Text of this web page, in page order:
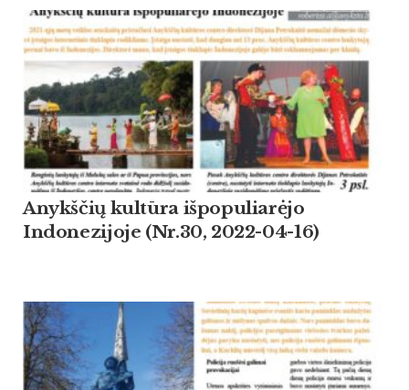
Anykščių kultūra išpopuliarėjo
Indonezijoje (Nr.30, 2022-04-16)